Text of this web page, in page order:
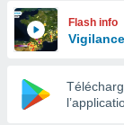
Flash info